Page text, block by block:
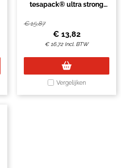
tesapack® ultra strong
€15,87
€ 13,82
€16,72 Incl. BTW
Vergelijken